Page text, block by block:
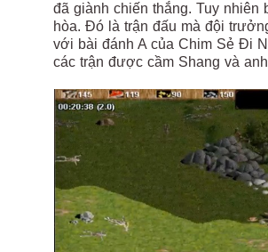
đã giành chiến thắng. Tuy
hòa. Đó là trận đấu mà đội
với bài đánh A của Chim Sẻ Đi
các trận được cầm Shang và